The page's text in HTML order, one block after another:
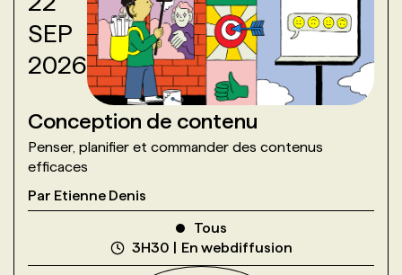
SEP
2026
Conception de contenu
Penser, planifier et commander des contenus
efficaces
Par Etienne Denis
Tous
3H30
En webdiffusion